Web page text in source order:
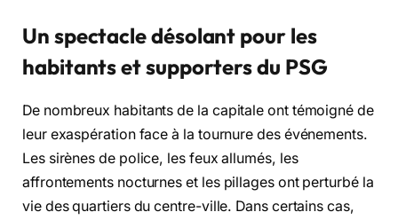
Un spectacle désolant pour les
habitants et supporters du PSG
De nombreux habitants de la capitale ont témoigné de
leur exaspération face à la tournure des événements.
Les sirènes de police, les feux allumés, les
affrontements nocturnes et les pillages ont perturbé la
vie des quartiers du centre-ville. Dans certains cas,